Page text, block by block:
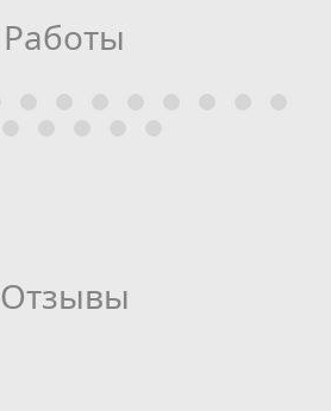
Работы
Отзывы